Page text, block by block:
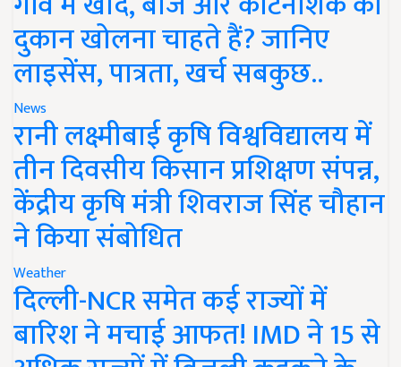
दुकान खोलना चाहते हैं? जानिए
लाइसेंस, पात्रता, खर्च सबकुछ..
News
रानी लक्ष्मीबाई कृषि विश्वविद्यालय में
तीन दिवसीय किसान प्रशिक्षण संपन्न,
केंद्रीय कृषि मंत्री शिवराज सिंह चौहान
ने किया संबोधित
Weather
दिल्ली-NCR समेत कई राज्यों में
बारिश ने मचाई आफत! IMD ने 15 से